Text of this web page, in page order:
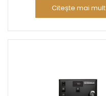
Citește mai mult